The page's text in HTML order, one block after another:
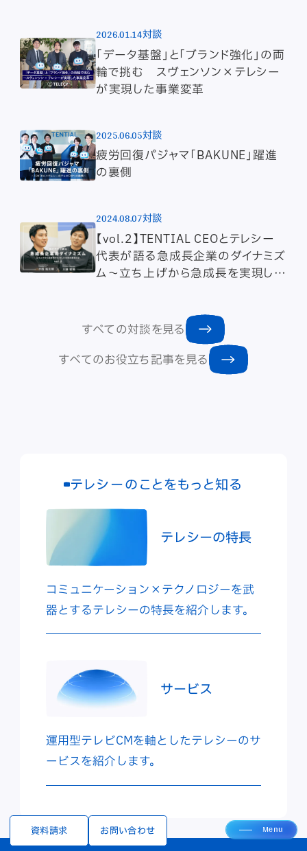
資料請求 お問い合わせ Menu
2026.01.14対談
「データ基盤」と「ブランド強化」の両
輪で挑む スヴェンソン×テレシー
が実現した事業変革
2025.06.05対談
疲労回復パジャマ「BAKUNE」躍進
の裏側
2024.08.07対談
【vol.2】TENTIAL CEOとテレシー
代表が語る急成長企業のダイナミズ
ム～立ち上げから急成長を実現した
すべての対談を見る
すべてのお役立ち記事を見る
テレシーのことをもっと知る
テレシーの特長
コミュニケーション×テクノロジーを武
器とするテレシーの特長を紹介します。
サービス
運用型テレビCMを軸としたテレシーのサ
ービスを紹介します。